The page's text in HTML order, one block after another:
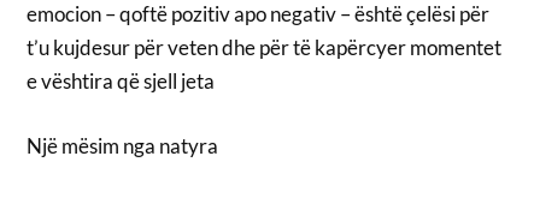
emocion – qoftë pozitiv apo negativ – është çelësi për
t’u kujdesur për veten dhe për të kapërcyer momentet
e vështira që sjell jeta
Një mësim nga natyra